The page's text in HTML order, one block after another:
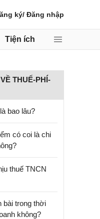
ký/ Đăng nhập
Tiện ích
THUẾ-PHÍ-
bao lâu?
có coi là chi
thuế TNCN
bài trong thời
không?